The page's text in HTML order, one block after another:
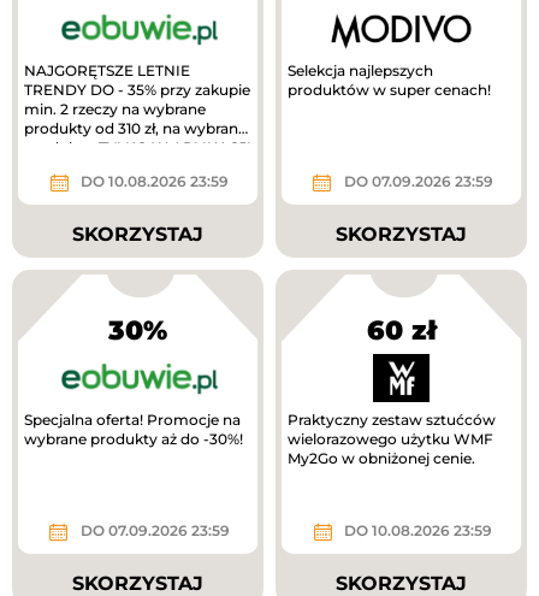
NAJGORĘTSZE LETNIE
TRENDY DO - 35% przy zakupie
min. 2 rzeczy na wybrane
produkty od 310 zł, na wybrane
produkty. TYLKO W APLIKACJI
DO 10.08.2026 23:59
SKORZYSTAJ
Selekcja najlepszych
produktów w super cenach!
DO 07.09.2026 23:59
SKORZYSTAJ
30%
Specjalna oferta! Promocje na
wybrane produkty aż do -30%!
DO 07.09.2026 23:59
SKORZYSTAJ
60 zł
Praktyczny zestaw sztućców
wielorazowego użytku WMF
My2Go w obniżonej cenie.
DO 10.08.2026 23:59
SKORZYSTAJ